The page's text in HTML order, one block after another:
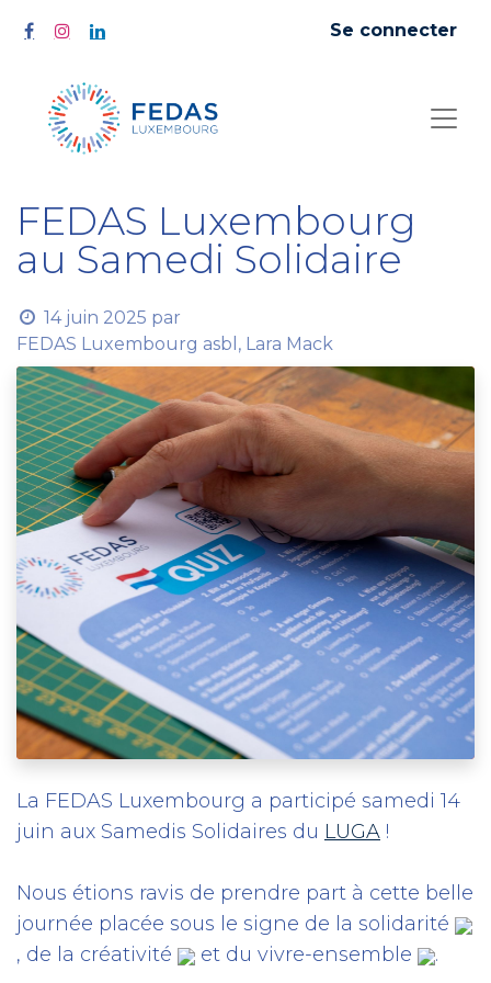
Se connecter
FEDAS Luxembourg
au Samedi Solidaire
14 juin 2025 par
FEDAS Luxembourg asbl, Lara Mack
La FEDAS Luxembourg a participé samedi 14
juin aux Samedis Solidaires du LUGA !
Nous étions ravis de prendre part à cette belle
journée placée sous le signe de la solidarité
, de la créativité
et du vivre-ensemble .